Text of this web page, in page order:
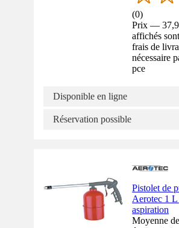
(0)
Prix —
affichés
frais de
nécessaire
pce
Disponible en ligne
Réservation possible
Pistolet de
Aerotec 1 L
aspiration
Moyenne